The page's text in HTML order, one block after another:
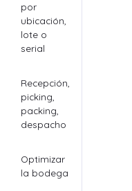
por
ubicación,
lote o
serial
Recepción,
picking,
packing,
despacho
Optimizar
la bodega